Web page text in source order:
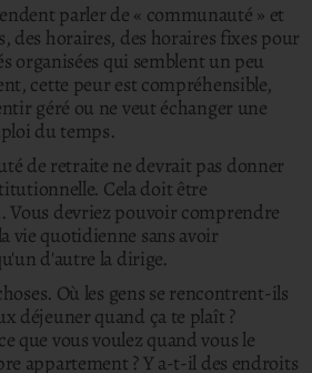
parler de « communauté » et
des horaires, des horaires fixes pour
organisées qui semblent un peu
cette peur est compréhensible,
géré ou ne veut échanger une
du temps.
de retraite ne devrait pas donner
Cela doit être
Vous devriez pouvoir comprendre
vie quotidienne sans avoir
d'autre la dirige.
Où les gens se rencontrent-ils
déjeuner quand ça te plaît ?
que vous voulez quand vous le
appartement ? Y a-t-il des endroits